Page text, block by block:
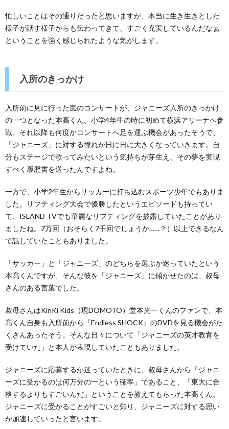
忙しいことはその通りだったと思いますが、本当に生き生きとした
様子が話す様子からも伝わってきて、すごく充実しているんだなぁ
ということを強く感じられたような気がします。
入所のきっかけ
入所前に見に行った嵐のコンサートが、ジャニーズ入所のきっかけ
の一つとなった本髙くん。小学4年生の時に初めて横浜アリーナへ参
戦、それ以降も何度かコンサートへ足を運ぶ機会があったそうで、
「ジャニーズ」に対する憧れが日に日に大きくなっていきます。自
分もステージで歌ってみたいという気持ちが芽生え、その夢を実現
すべく履歴書を送ったんですよね。
一方で、小学2年生からサッカーに打ち込むスポーツ少年でもありま
した。リフティング大会で優勝したというエピソードも持ってい
て、ISLAND TVでも華麗なリフティングを披露していたことがあり
ましたね。7万回（おそらく7千回でしょうか……？）以上できるなん
て話していたこともありました。
「サッカー」と「ジャニーズ」のどちらを選ぶか迷っていたという
本髙くんですが、そんな彼を「ジャニーズ」に傾かせたのは、叔母
さんのある言葉でした。
叔母さんはKinKi Kids（現DOMOTO）堂本光一くんのファンで、本
髙くん自身も入所前から『Endless SHOCK』のDVDを見る機会がた
くさんあったそう。そんな日々について「ジャニーズの英才教育を
受けていた」と本人が表現していたこともありました。
ジャニーズに応募するか迷っていたときに、叔母さんから「ジャニ
ーズに受かるのは何万分の一という確率」であること、「東大に合
格するよりもすごいんだ」ということを教えてもらった本髙くん。
ジャニーズに受かることがすごいと知り、ジャニーズに対する思い
が加速していったと言います。